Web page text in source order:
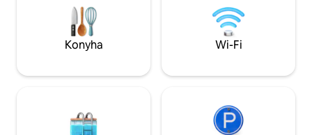
a parasztház stílusú konyhához vezet,
amely tele van funkcionalitással és
stílussal, és fantasztikus terasz
kanapéval, szerelt TV-vel, montrous
négy pedig a
házban nagy,
mérföldre
11,8 mérföldre
akadémiától és
Konyha Wi-Fi